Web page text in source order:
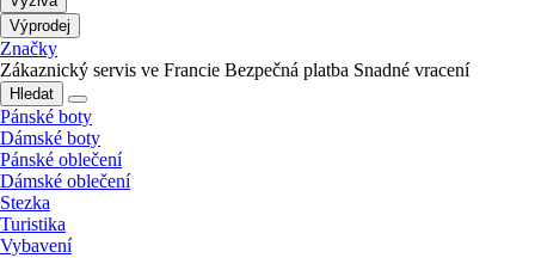
Výprodej
Značky
Zákaznický servis ve Francie Bezpečná platba Snadné vracení
Hledat
Pánské boty
Dámské boty
Pánské oblečení
Dámské oblečení
Stezka
Turistika
Vybavení